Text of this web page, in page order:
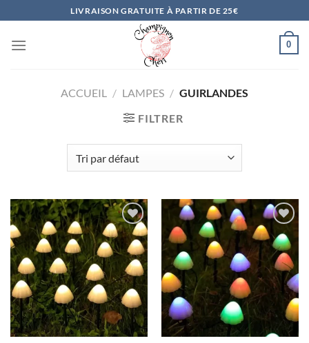
au
contenu
LIVRAISON GRATUITE À PARTIR DE 25€
0
ACCUEIL / LAMPES / GUIRLANDES
FILTRER
Ajouter
à la liste
d’envies
Ajouter
à la liste
d’envies